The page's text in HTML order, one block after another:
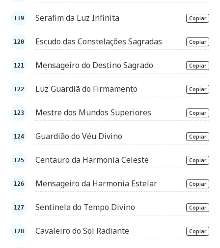
Serafim da Luz Infinita Copiar
Escudo das Constelações Sagradas Copiar
Mensageiro do Destino Sagrado Copiar
Luz Guardiã do Firmamento Copiar
Mestre dos Mundos Superiores Copiar
Guardião do Véu Divino Copiar
Centauro da Harmonia Celeste Copiar
Mensageiro da Harmonia Estelar Copiar
Sentinela do Tempo Divino Copiar
Cavaleiro do Sol Radiante Copiar